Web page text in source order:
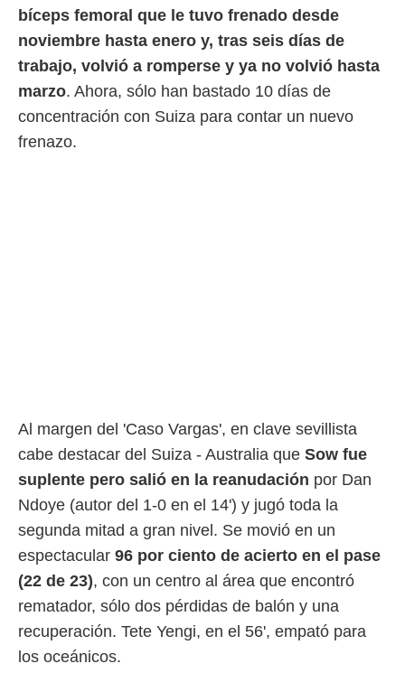
bíceps femoral que le tuvo frenado desde
noviembre hasta enero y, tras seis días de
trabajo, volvió a romperse y ya no volvió hasta
marzo. Ahora, sólo han bastado 10 días de
concentración con Suiza para contar un nuevo
frenazo.
Al margen del 'Caso Vargas', en clave sevillista
cabe destacar del Suiza - Australia que Sow fue
suplente pero salió en la reanudación por Dan
Ndoye (autor del 1-0 en el 14') y jugó toda la
segunda mitad a gran nivel. Se movió en un
espectacular 96 por ciento de acierto en el pase
(22 de 23), con un centro al área que encontró
rematador, sólo dos pérdidas de balón y una
recuperación. Tete Yengi, en el 56', empató para
los oceánicos.